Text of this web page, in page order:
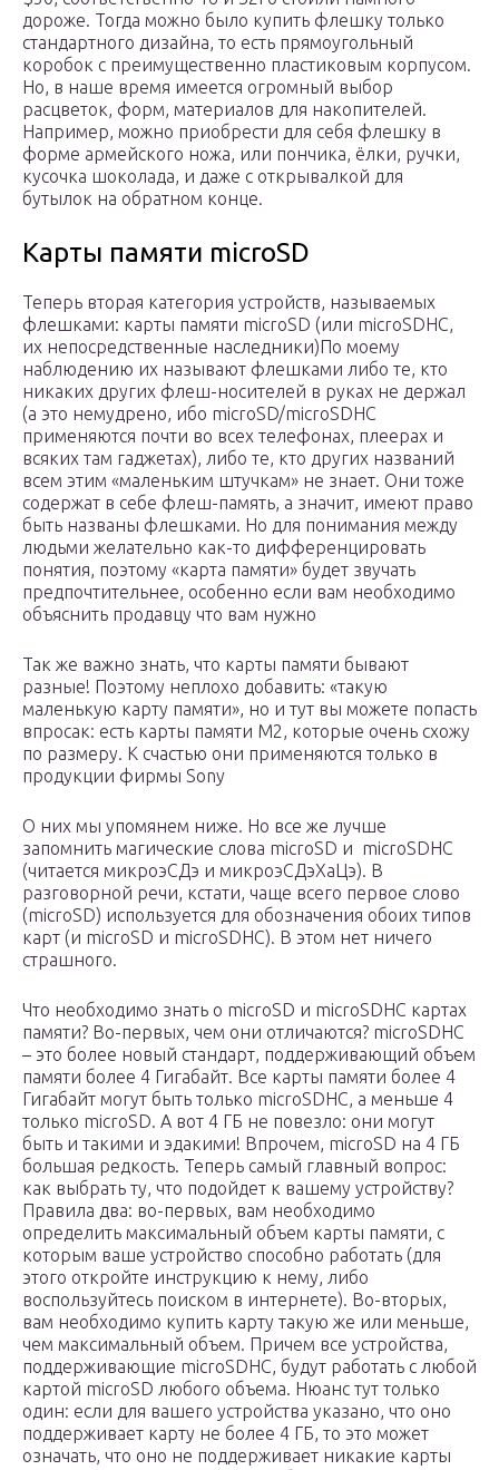
дороже. Тогда можно было купить флешку только
стандартного дизайна, то есть прямоугольный
коробок с преимущественно пластиковым корпусом.
Но, в наше время имеется огромный выбор
расцветок, форм, материалов для накопителей.
Например, можно приобрести для себя флешку в
форме армейского ножа, или пончика, ёлки, ручки,
кусочка шоколада, и даже с открывалкой для
бутылок на обратном конце.
Карты памяти microSD
Теперь вторая категория устройств, называемых
флешками: карты памяти microSD (или microSDHC,
их непосредственные наследники)По моему
наблюдению их называют флешками либо те, кто
никаких других флеш-носителей в руках не держал
(а это немудрено, ибо microSD/microSDHC
применяются почти во всех телефонах, плеерах и
всяких там гаджетах), либо те, кто других названий
всем этим «маленьким штучкам» не знает. Они тоже
содержат в себе флеш-память, а значит, имеют право
быть названы флешками. Но для понимания между
людьми желательно как-то дифференцировать
понятия, поэтому «карта памяти» будет звучать
предпочтительнее, особенно если вам необходимо
объяснить продавцу что вам нужно
Так же важно знать, что карты памяти бывают
разные! Поэтому неплохо добавить: «такую
маленькую карту памяти», но и тут вы можете попасть
впросак: есть карты памяти M2, которые очень схожу
по размеру. К счастью они применяются только в
продукции фирмы Sony
О них мы упомянем ниже. Но все же лучше
запомнить магические слова microSD и microSDHC
(читается микроэСДэ и микроэСДэХаЦэ). В
разговорной речи, кстати, чаще всего первое слово
(microSD) используется для обозначения обоих типов
карт (и microSD и microSDHC). В этом нет ничего
страшного.
Что необходимо знать о microSD и microSDHC картах
памяти? Во-первых, чем они отличаются? microSDHC
– это более новый стандарт, поддерживающий объем
памяти более 4 Гигабайт. Все карты памяти более 4
Гигабайт могут быть только microSDHC, а меньше 4
только microSD. А вот 4 ГБ не повезло: они могут
быть и такими и эдакими! Впрочем, microSD на 4 ГБ
большая редкость. Теперь самый главный вопрос:
как выбрать ту, что подойдет к вашему устройству?
Правила два: во-первых, вам необходимо
определить максимальный объем карты памяти, с
которым ваше устройство способно работать (для
этого откройте инструкцию к нему, либо
воспользуйтесь поиском в интернете). Во-вторых,
вам необходимо купить карту такую же или меньше,
чем максимальный объем. Причем все устройства,
поддерживающие microSDHC, будут работать с любой
картой microSD любого объема. Нюанс тут только
один: если для вашего устройства указано, что оно
поддерживает карту не более 4 ГБ, то это может
означать, что оно не поддерживает никакие карты